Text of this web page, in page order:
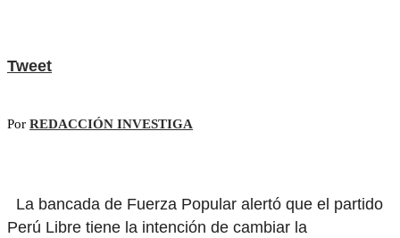
Tweet
Por REDACCIÓN INVESTIGA
La bancada de Fuerza Popular alertó que el partido
Perú Libre tiene la intención de cambiar la